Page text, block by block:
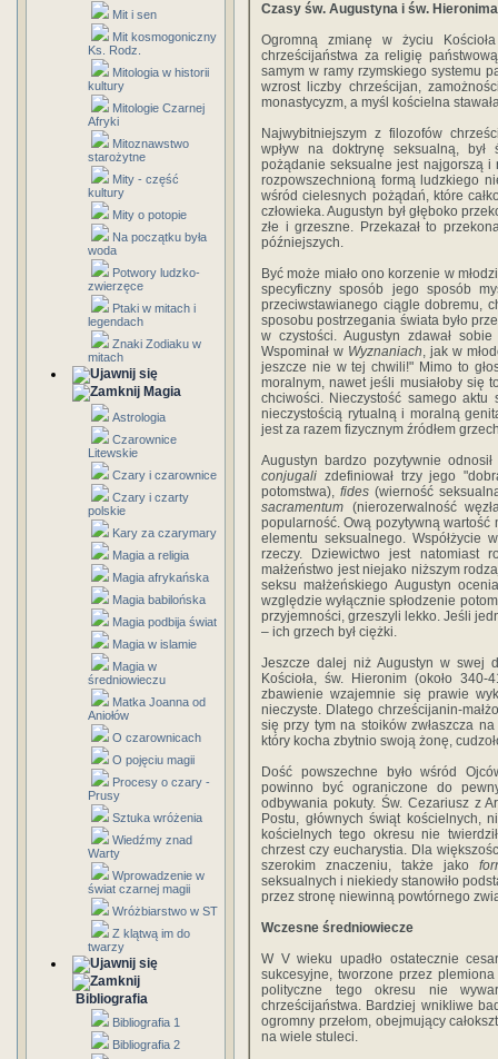
Mit i sen
Mit kosmogoniczny
Ks. Rodz.
Mitologia w historii
kultury
Mitologie Czarnej
Afryki
Mitoznawstwo
starożytne
Mity - część
kultury
Mity o potopie
Na początku była
woda
Potwory ludzko-
zwierzęce
Ptaki w mitach i
legendach
Znaki Zodiaku w
mitach
Magia
Astrologia
Czarownice
Litewskie
Czary i czarownice
Czary i czarty
polskie
Kary za czarymary
Magia a religia
Magia afrykańska
Magia babilońska
Magia podbija świat
Magia w islamie
Magia w
średniowieczu
Matka Joanna od
Aniołów
O czarownicach
O pojęciu magii
Procesy o czary -
Prusy
Sztuka wróżenia
Wiedźmy znad
Warty
Wprowadzenie w
świat czarnej magii
Wróżbiarstwo w ST
Z klątwą im do
twarzy
Bibliografia
Bibliografia 1
Bibliografia 2
Czasy św. Augustyna i św. Hieronima
Ogromną zmianę w życiu
chrześcijaństwa za religię
samym w ramy rzymskiego systemu
wzrost liczby chrześcijan,
monastycyzm, a myśl kościelna
Najwybitniejszym z filozofów
wpływ na doktrynę seksualną,
pożądanie seksualne jest najgorszą
rozpowszechnioną formą ludzkiego
wśród cielesnych pożądań, które
człowieka. Augustyn był głęboko
złe i grzeszne. Przekazał to
późniejszych.
Być może miało ono korzenie w
specyficzny sposób jego sposób
przeciwstawianego ciągle dobremu,
sposobu postrzegania świata było
w czystości. Augustyn zdawał
Wspominał w Wyznaniach, jak w
jeszcze nie w tej chwili!" Mimo to
moralnym, nawet jeśli musiałoby się
chciwości. Nieczystość samego aktu
nieczystością rytualną i moralną
jest za razem fizycznym źródłem
Augustyn bardzo pozytywnie
conjugali zdefiniował trzy jego
potomstwa),fides (wierność
sacramentum (nierozerwalność
popularność. Ową pozytywną wartość
elementu seksualnego. Współżycie
rzeczy. Dziewictwo jest natomiast
małżeństwo jest niejako niższym
seksu małżeńskiego Augustyn
względzie wyłącznie spłodzenie
przyjemności, grzeszyli lekko. Jeśli
– ich grzech był ciężki.
Jeszcze dalej niż Augustyn w swej
Kościoła, św. Hieronim (około
zbawienie wzajemnie się prawie
nieczyste. Dlatego chrześcijanin-
się przy tym na stoików zwłaszcza
który kocha zbytnio swoją żonę,
Dość powszechne było wśród
powinno być ograniczone do
odbywania pokuty. Św. Cezariusz z
Postu, głównych świąt kościelnych,
kościelnych tego okresu nie
chrzest czy eucharystia. Dla
szerokim znaczeniu, także jako
seksualnych i niekiedy stanowiło
przez stronę niewinną powtórnego
Wczesne średniowiecze
W V wieku upadło ostatecznie
sukcesyjne, tworzone przez
polityczne tego okresu nie
chrześcijaństwa. Bardziej wnikliwe
ogromny przełom, obejmujący
na wiele stuleci.